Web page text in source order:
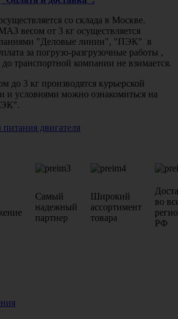
со склада в Москве.
весом от 3 кг осуществляется
"Деловые линии", "ПЭК" в
за погрузо-разгрузочные работы ,
до транспортной компании не взимается.
до 3 кг производятся курьерской
и условиями можно ознакомиться на
двигателя
Самый
надежный
партнер
Широкий
ассортимент
товара
во
РФ